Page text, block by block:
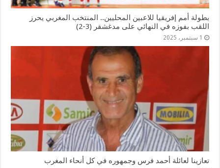
بطولة أمم إفريقيا للاعبين المحليين.. المنتخب المغربي يحرز
اللقب بفوزه في النهائي على مدغشقر (3-2)
1 سبتمبر، 2025
تعازينا لعائلة أحمد فرس وجمهوره في كل أنحاء المغرب